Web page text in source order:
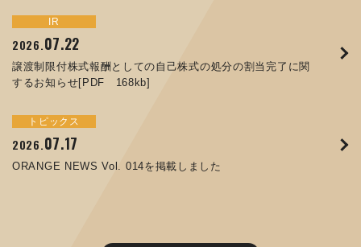
IR
2026.07.22
譲渡制限付株式報酬としての自己株式の処分の割当完了に関
するお知らせ[PDF 168kb]
トピックス
2026.07.17
ORANGE NEWS Vol. 014を掲載しました
お知らせ
2025.05.29
コラムを更新しました：MEX金沢2025(第61回機械工業見本
お知らせ
2025.05.15
トピックス
2025.09.10
ORANGE NEWS Vol. 011を掲載しました
2025.07.31
ORANGE NEWS Vol. 010を掲載しました
イベント
2024.09.26
JIMTOF2024 出展のご案内 ※終了しました
2024.05.13
MEX金沢2024 学生向け会社説明コーナー予約のご案内 ※
終了しました
IR
2026.07.01
コーポレートガバナンス報告書を更新しました
IR
2026.06.26
第65回定時株主総会のご報告を掲載しました
サステナビリティ
2025.12.09
令和７年度石川県ワークライフバランス企業知事表彰「優良
サステナビリティ
2025.12.04